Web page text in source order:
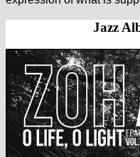
Jazz